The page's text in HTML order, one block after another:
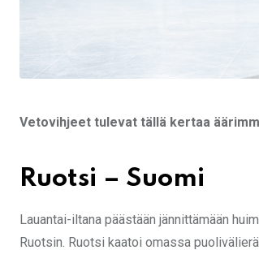
Vetovihjeet tulevat tällä kertaa
Ruotsi – Suomi
Lauantai-iltana päästään jännittämään
Ruotsin. Ruotsi kaatoi omassa